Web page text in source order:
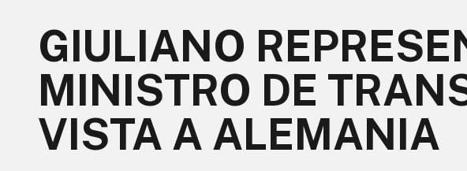
GIULIANO
MINISTRO DE
VISTA A ALEMANIA